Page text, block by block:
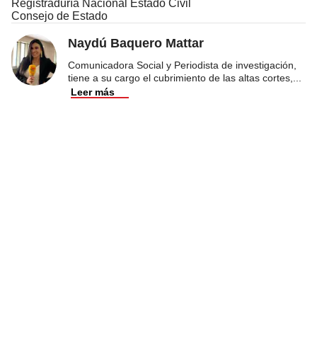
Registraduría Nacional Estado Civil
Consejo de Estado
Naydú Baquero Mattar
Comunicadora Social y Periodista de investigación,
tiene a su cargo el cubrimiento de las altas cortes,
Leer más